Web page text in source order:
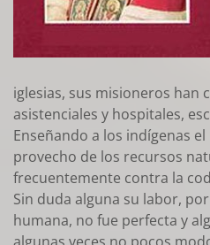
iglesias, sus misioneros han
asistenciales y hospitales,
Enseñando a los indígenas
provecho de los recursos
frecuentemente contra la
Sin duda alguna su labor,
humana, no fue perfecta y